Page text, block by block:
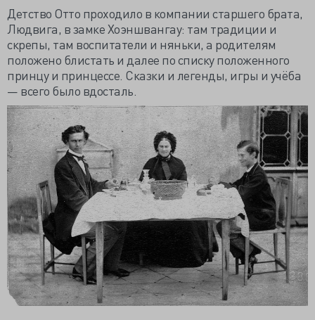
Детство Отто проходило в компании старшего брата,
Людвига, в замке Хоэншвангау: там традиции и
скрепы, там воспитатели и няньки, а родителям
положено блистать и далее по списку положенного
принцу и принцессе. Сказки и легенды, игры и учёба
— всего было вдосталь.